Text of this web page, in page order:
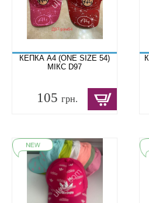
КЕПКА A4 (ONE SIZE 54)
МІКС D97
105 грн.